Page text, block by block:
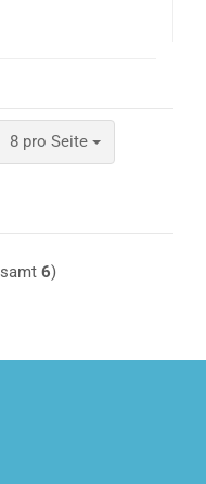
8 pro Seite
pro Seite
6)